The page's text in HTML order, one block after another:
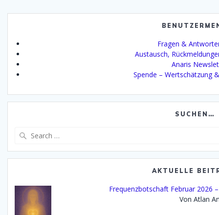
Fragen &
Austausch,
Anaris
Spende – Wertschätzung
SUCHEN…
AKTUELLE
Frequenzbotschaft Februar 2026
Von Atlan